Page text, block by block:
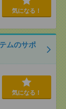
気になる！
ムのサポ
気になる！